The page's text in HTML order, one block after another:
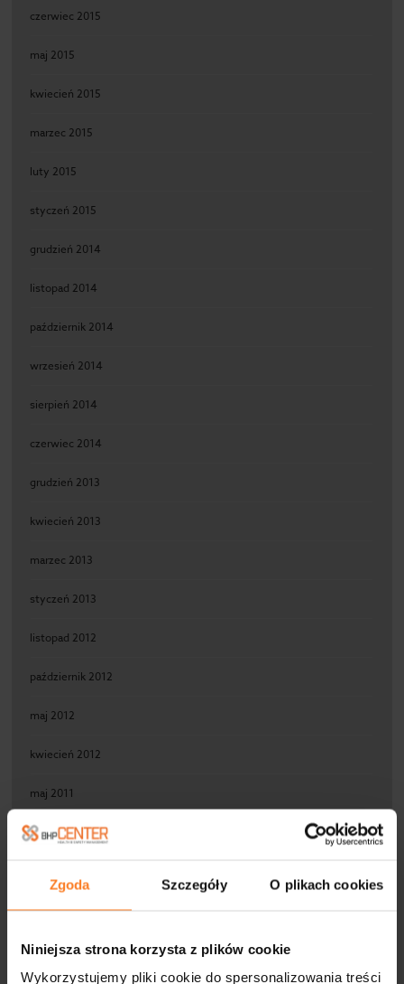
Zgoda Szczegóły O plikach cookies
Niniejsza strona korzysta z plików cookie
Wykorzystujemy pliki cookie do spersonalizowania treści
czerwiec 2015
maj 2015
kwiecień 2015
marzec 2015
luty 2015
styczeń 2015
grudzień 2014
listopad 2014
październik 2014
wrzesień 2014
sierpień 2014
czerwiec 2014
grudzień 2013
kwiecień 2013
marzec 2013
styczeń 2013
listopad 2012
październik 2012
maj 2012
kwiecień 2012
maj 2011
marzec 2011
styczeń 2011
grudzień 2010